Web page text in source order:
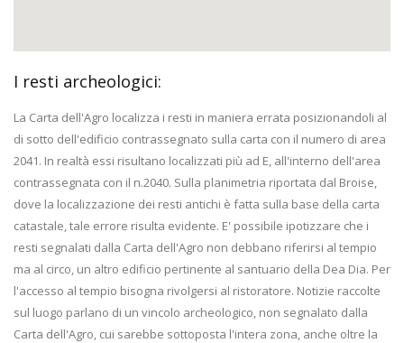
I resti archeologici:
La Carta dell'Agro localizza i resti in maniera errata posizionandoli al
di sotto dell'edificio contrassegnato sulla carta con il numero di area
2041. In realtà essi risultano localizzati più ad E, all'interno dell'area
contrassegnata con il n.2040. Sulla planimetria riportata dal Broise,
dove la localizzazione dei resti antichi è fatta sulla base della carta
catastale, tale errore risulta evidente. E' possibile ipotizzare che i
resti segnalati dalla Carta dell'Agro non debbano riferirsi al tempio
ma al circo, un altro edificio pertinente al santuario della Dea Dia. Per
l'accesso al tempio bisogna rivolgersi al ristoratore. Notizie raccolte
sul luogo parlano di un vincolo archeologico, non segnalato dalla
Carta dell'Agro, cui sarebbe sottoposta l'intera zona, anche oltre la